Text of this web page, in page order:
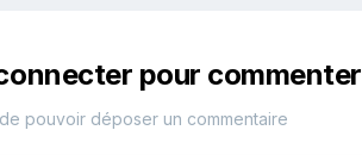
pour commenter
pouvoir déposer un commentaire